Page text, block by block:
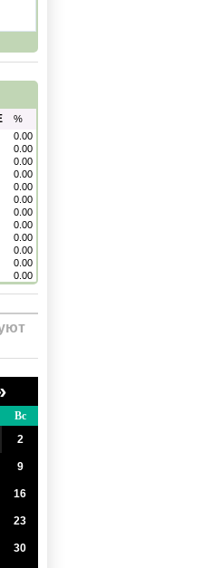
%
0.00
0.00
0.00
0.00
0.00
0.00
0.00
0.00
0.00
0.00
0.00
0.00
Вс
2
9
16
23
30